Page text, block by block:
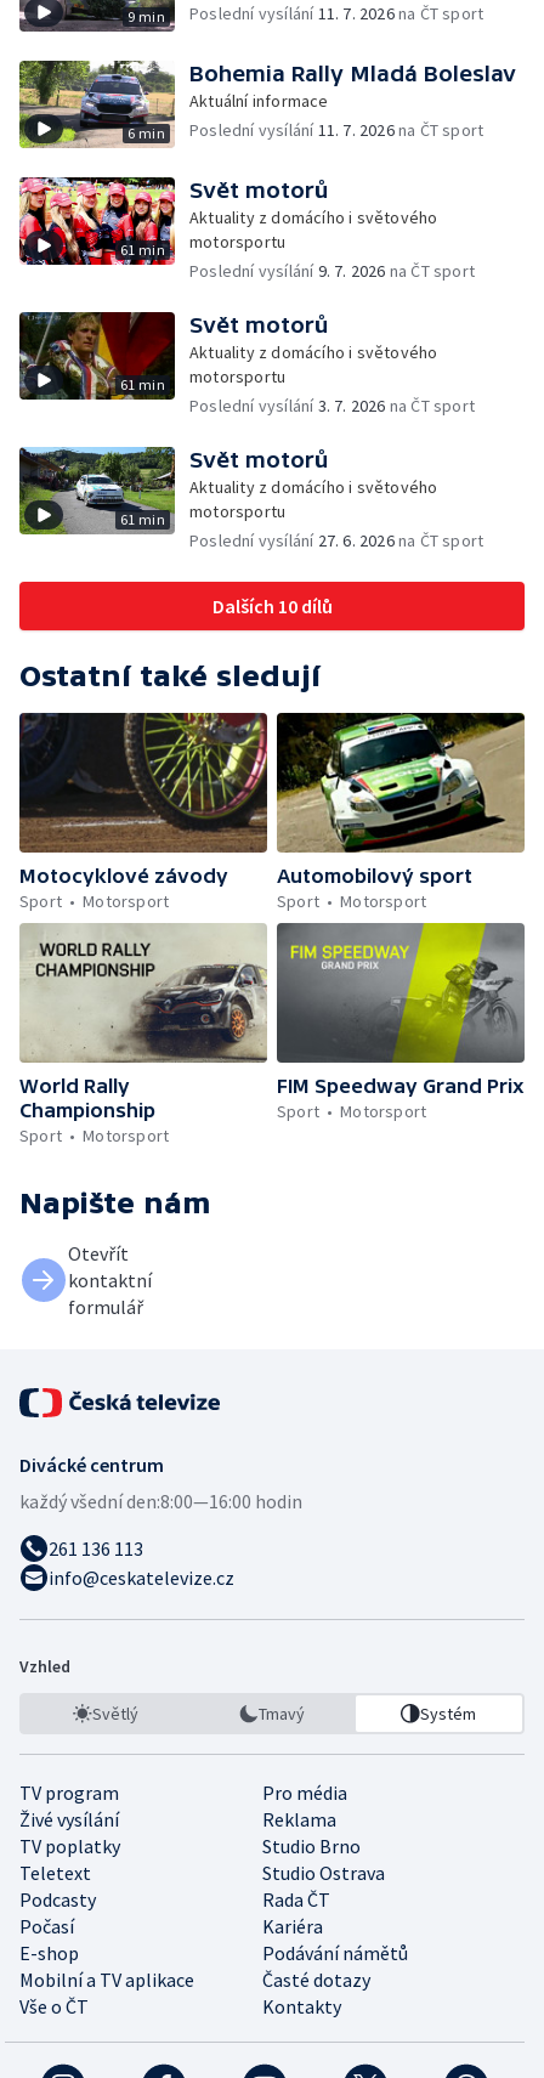
9 min
Poslední vysílání11. 7. 2026na ČT sport
6 min
Bohemia Rally Mladá Boleslav
Aktuální informace
Poslední vysílání11. 7. 2026na ČT sport
61 min
Svět motorů
Aktuality z domácího i světového
motorsportu
Poslední vysílání9. 7. 2026 na ČT sport
61 min
Svět motorů
Aktuality z domácího i světového
motorsportu
Poslední vysílání3. 7. 2026 na ČT sport
61 min
Svět motorů
Aktuality z domácího i světového
motorsportu
Poslední vysílání 27. 6. 2026na ČT sport
Dalších 10 dílů
Ostatní také sledují
Motocyklové závody
Sport
Motorsport
Automobilový sport
Sport
Motorsport
World Rally
Championship
Sport
Motorsport
FIM Speedway Grand Prix
Sport
Motorsport
Napište nám
Otevřít
kontaktní
formulář
Divácké centrum
každý všední den:8:00—16:00 hodin
261 136 113
info@ceskatelevize.cz
Vzhled
Světlý Tmavý Systém
TV program
Pro média
Živé vysílání
Reklama
TV poplatky
Studio Brno
Teletext
Studio Ostrava
Podcasty
Rada ČT
Počasí
Kariéra
E-shop
Podávání námětů
Mobilní a TV aplikace
Časté dotazy
Vše o ČT
Kontakty